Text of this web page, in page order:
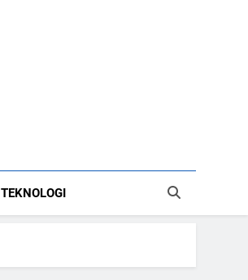
TEKNOLOGI